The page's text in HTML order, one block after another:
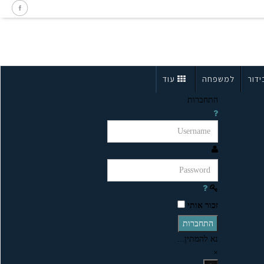
למשפחה עוד
התחברות
זכור אותי
התחברות
נא להמתין...
×